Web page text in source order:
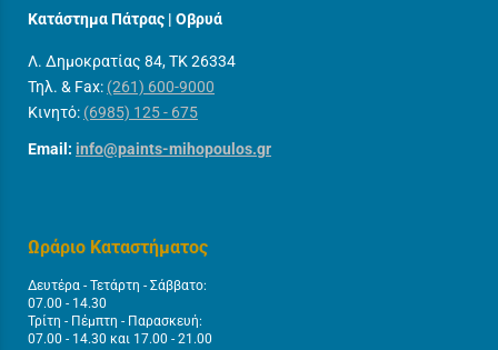
Κατάστημα Πάτρας | Οβρυά
Λ. Δημοκρατίας 84, ΤΚ 26334
Τηλ. & Fax: (261) 600-9000
Κινητό: (6985) 125 - 675
Email: info@paints-mihopoulos.gr
Ωράριο Καταστήματος
Δευτέρα - Τετάρτη - Σάββατο:
07.00 - 14.30
Τρίτη - Πέμπτη - Παρασκευή:
07.00 - 14.30 και 17.00 - 21.00